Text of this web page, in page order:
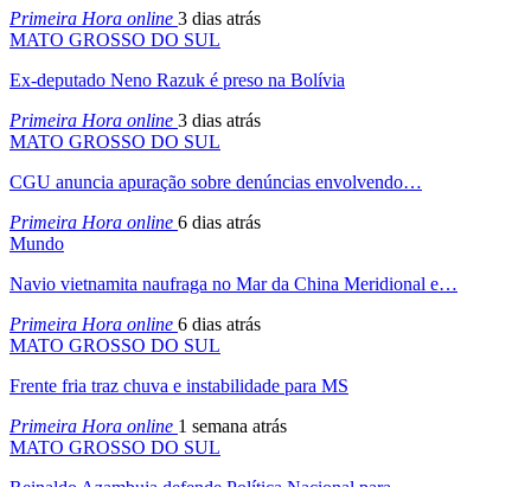
Primeira Hora online 3 dias atrás
MATO GROSSO DO SUL
Ex-deputado Neno Razuk é preso na Bolívia
Primeira Hora online 3 dias atrás
MATO GROSSO DO SUL
CGU anuncia apuração sobre denúncias envolvendo…
Primeira Hora online 6 dias atrás
Mundo
Navio vietnamita naufraga no Mar da China Meridional e…
Primeira Hora online 6 dias atrás
MATO GROSSO DO SUL
Frente fria traz chuva e instabilidade para MS
Primeira Hora online 1 semana atrás
MATO GROSSO DO SUL